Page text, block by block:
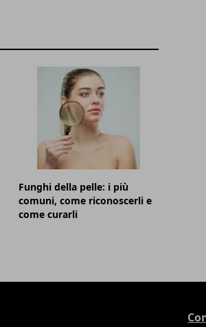
Funghi della pelle: i più
comuni, come riconoscerli e
come curarli